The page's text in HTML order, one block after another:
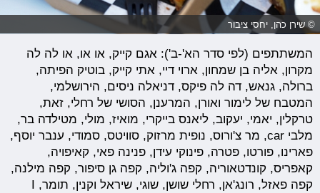
© שירן כהן, יחסי ציבור
המשתתפים (לפי סדר הא'-ב'): אגם קייק, או או, או לה לה
מקרון, אליה בן שמחון, ארוי דיי, אתי קייק, בוטיק הפיתה,
ברולה, גנאש, דה לה פיקס, דניאלה ניסים, הירושלמי,
המטבח של לימור ואורן, המרענן, הסושי של רחלי, זאת,
טרקלין, יאמי, יעקוב, ליאנס בייקרי, מואיז, מולי, מטילדה בר,
מלבי car, מר צ'ורוס, נופית מרזוק, סוויטס, סמודי, ענבר יוסף,
פארינו, פורטו, פטרה, פינוקי עידן, פנינה פאי, קאיפויה,
קאפריס, קונדטאוריה, קפה ג'וליה, קפה גן סיפור, קפה מילנה,
קפה פאזל, רונג'אן, רחלי שושן, שוגי, שיראל וקנין, תומר, I